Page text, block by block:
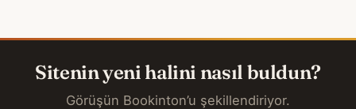
Sitenin yeni halini nasıl buldun?
Görüşün Bookinton’u şekillendiriyor.